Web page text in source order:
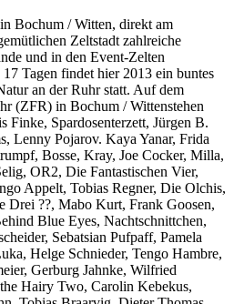
Bochum / Witten, direkt am
Zeltstadt zahlreiche
und in den Event-Zelten
Tagen findet hier 2013 ein buntes
an der Ruhr statt. Auf dem
(ZFR) in Bochum / Wittenstehen
Finke, Spardosenterzett, Jürgen B.
Lenny Pojarov. Kaya Yanar, Frida
Bosse, Kray, Joe Cocker, Milla,
OR2, Die Fantastischen Vier,
Appelt, Tobias Regner, Die Olchis,
Drei ??, Mabo Kurt, Frank Goosen,
Blue Eyes, Nachtschnittchen,
Sebatsian Pufpaff, Pamela
Helge Schnieder, Tengo Hambre,
Gerburg Jahnke, Wilfried
Hairy Two, Carolin Kebekus,